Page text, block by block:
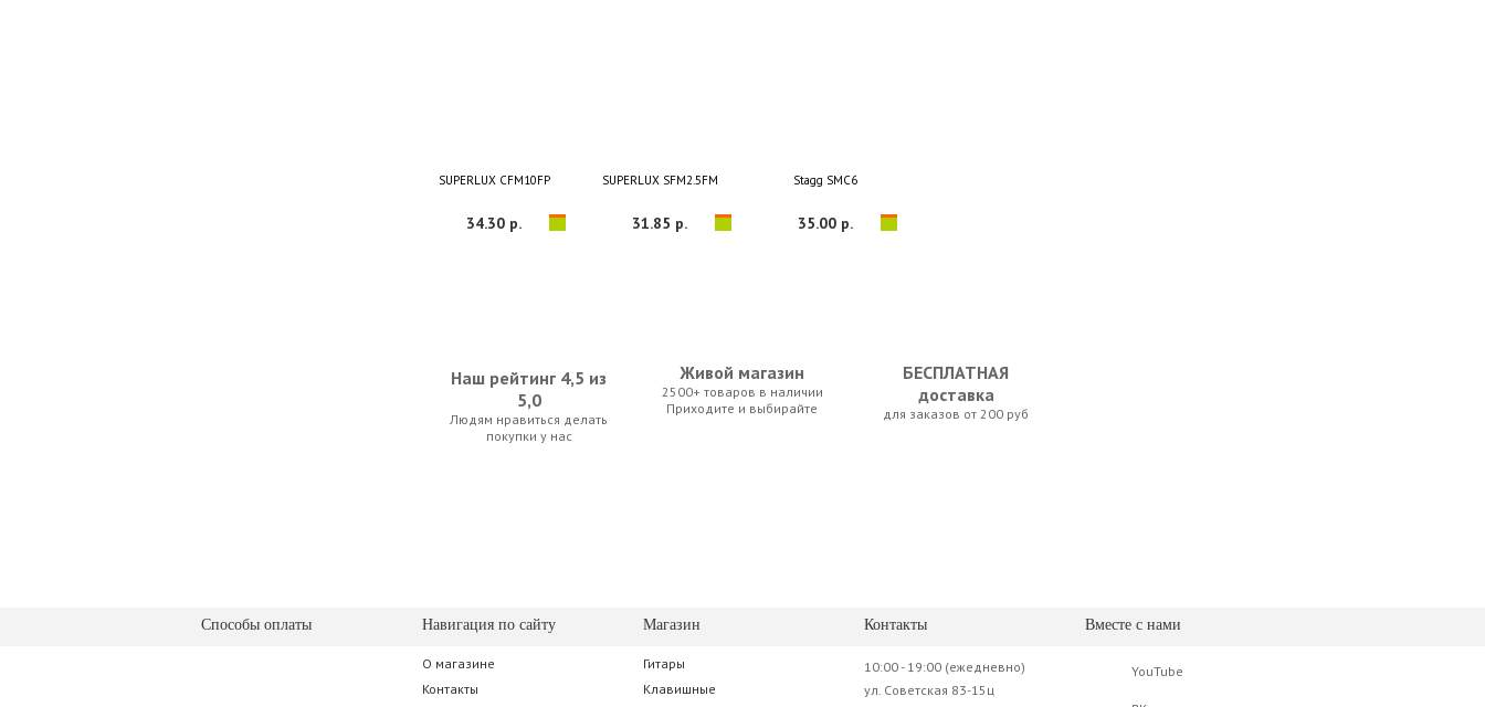
SUPERLUX CFM10FP
34.30 р.
SUPERLUX SFM2.5FM
31.85 р.
Stagg SMC6
35.00 р.
RODE SC1 SUPERLUX CFM10FM
Наш рейтинг 4,5 из
5,0
Людям нравиться делать
покупки у нас
Живой магазин
2500+ товаров в наличии
Приходите и выбирайте
БЕСПЛАТНАЯ
доставка
для заказов от 200 руб
Способы оплаты Навигация по сайту
О магазине
Контакты
Магазин
Гитары
Клавишные
Контакты
10:00 - 19:00 (ежедневно)
ул. Советская 83-15ц
Вместе с нами
YouTube